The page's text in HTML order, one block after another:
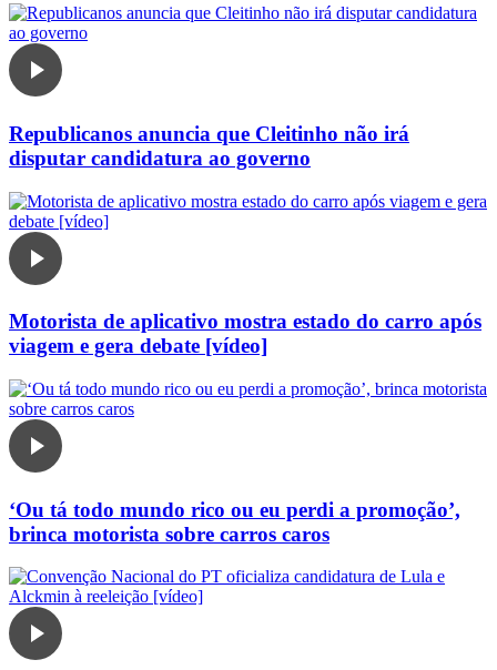
Republicanos anuncia que Cleitinho não irá
disputar candidatura ao governo
Motorista de aplicativo mostra estado do carro após
viagem e gera debate [vídeo]
‘Ou tá todo mundo rico ou eu perdi a promoção’,
brinca motorista sobre carros caros